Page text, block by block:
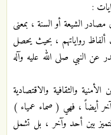
:
الشيعة أو السنة ، بمعنى
ألفاظ رواياتهم ، بحيث يحصل
النبي صلى الله عليه وآله
والثقافية والاقتصادية
أيضاً ، فهي ( صماء عمياء )
بين أحد وآخر ، بل تشمل